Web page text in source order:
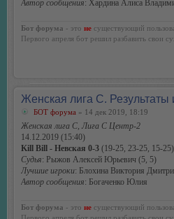
Автор сообщения: Хардина Алиса
Бот форума - это не существующий
Первого апреля бот решил разбавить свои
Женская лига С. Результаты
БОТ форума » 14 дек 2019, 18:19
Женская лига С, Лига С Центр-2
14.12.2019 (15:40)
Kill Bill - Невская 0-3 (19-25, 23-25, 15-25)
Судья: Рыжов Алексей Юрьевич (5, 5)
Лучшие игроки: Блохина Виктория
Автор сообщения: Богаченко Юлия
Бот форума - это не существующий